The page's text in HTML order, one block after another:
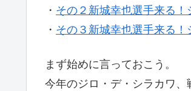
・ その２新城幸也選手来る
・ その３新城幸也選手来る
まず始めに言っておこう。
今年のジロ・デ・シラカワ